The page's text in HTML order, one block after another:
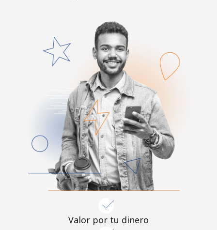
Valor por tu dinero